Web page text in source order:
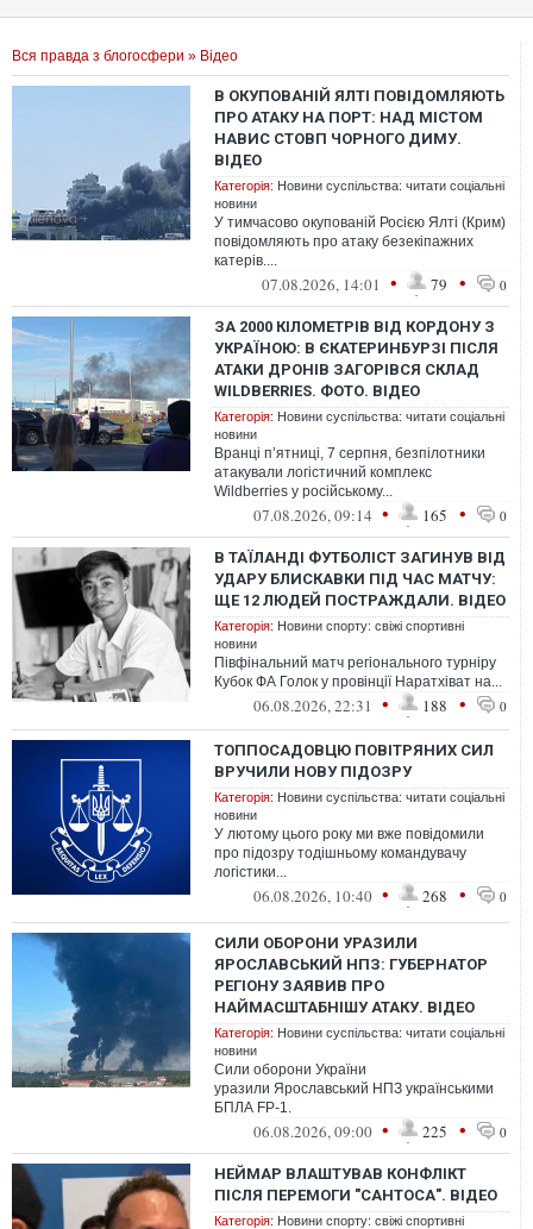
Вся правда з блогосфери » Відео
В ОКУПОВАНІЙ ЯЛТІ ПОВІДОМЛЯЮТЬ
ПРО АТАКУ НА ПОРТ: НАД МІСТОМ
НАВИС СТОВП ЧОРНОГО ДИМУ.
ВІДЕО
Категорія: Новини суспільства: читати соціальні
новини
У тимчасово окупованій Росією Ялті (Крим)
повідомляють про атаку безекіпажних
катерів....
07.08.2026, 14:01 • 79 • 0
ЗА 2000 КІЛОМЕТРІВ ВІД КОРДОНУ З
УКРАЇНОЮ: В ЄКАТЕРИНБУРЗІ ПІСЛЯ
АТАКИ ДРОНІВ ЗАГОРІВСЯ СКЛАД
WILDBERRIES. ФОТО. ВІДЕО
Категорія: Новини суспільства: читати соціальні
новини
Вранці п’ятниці, 7 серпня, безпілотники
атакували логістичний комплекс
Wildberries у російському...
07.08.2026, 09:14 • 165 • 0
В ТАЇЛАНДІ ФУТБОЛІСТ ЗАГИНУВ ВІД
УДАРУ БЛИСКАВКИ ПІД ЧАС МАТЧУ:
ЩЕ 12 ЛЮДЕЙ ПОСТРАЖДАЛИ. ВІДЕО
Категорія: Новини спорту: свіжі спортивні
новини
Півфінальний матч регіонального турніру
Кубок ФА Голок у провінції Наратхіват на...
06.08.2026, 22:31 • 188 • 0
ТОППОСАДОВЦЮ ПОВІТРЯНИХ СИЛ
ВРУЧИЛИ НОВУ ПІДОЗРУ
Категорія: Новини суспільства: читати соціальні
новини
У лютому цього року ми вже повідомили
про підозру тодішньому командувачу
логістики...
06.08.2026, 10:40 • 268 • 0
СИЛИ ОБОРОНИ УРАЗИЛИ
ЯРОСЛАВСЬКИЙ НПЗ: ГУБЕРНАТОР
РЕГІОНУ ЗАЯВИВ ПРО
НАЙМАСШТАБНІШУ АТАКУ. ВІДЕО
Категорія: Новини суспільства: читати соціальні
новини
Сили оборони України
уразили Ярославський НПЗ українськими
БПЛА FP-1.
06.08.2026, 09:00 • 225 • 0
НЕЙМАР ВЛАШТУВАВ КОНФЛІКТ
ПІСЛЯ ПЕРЕМОГИ "САНТОСА". ВІДЕО
Категорія: Новини спорту: свіжі спортивні